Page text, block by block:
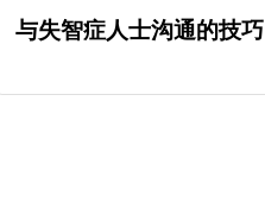
与失智症人士沟通的技巧